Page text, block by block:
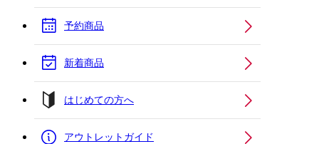
予約商品
新着商品
はじめての方へ
アウトレットガイド